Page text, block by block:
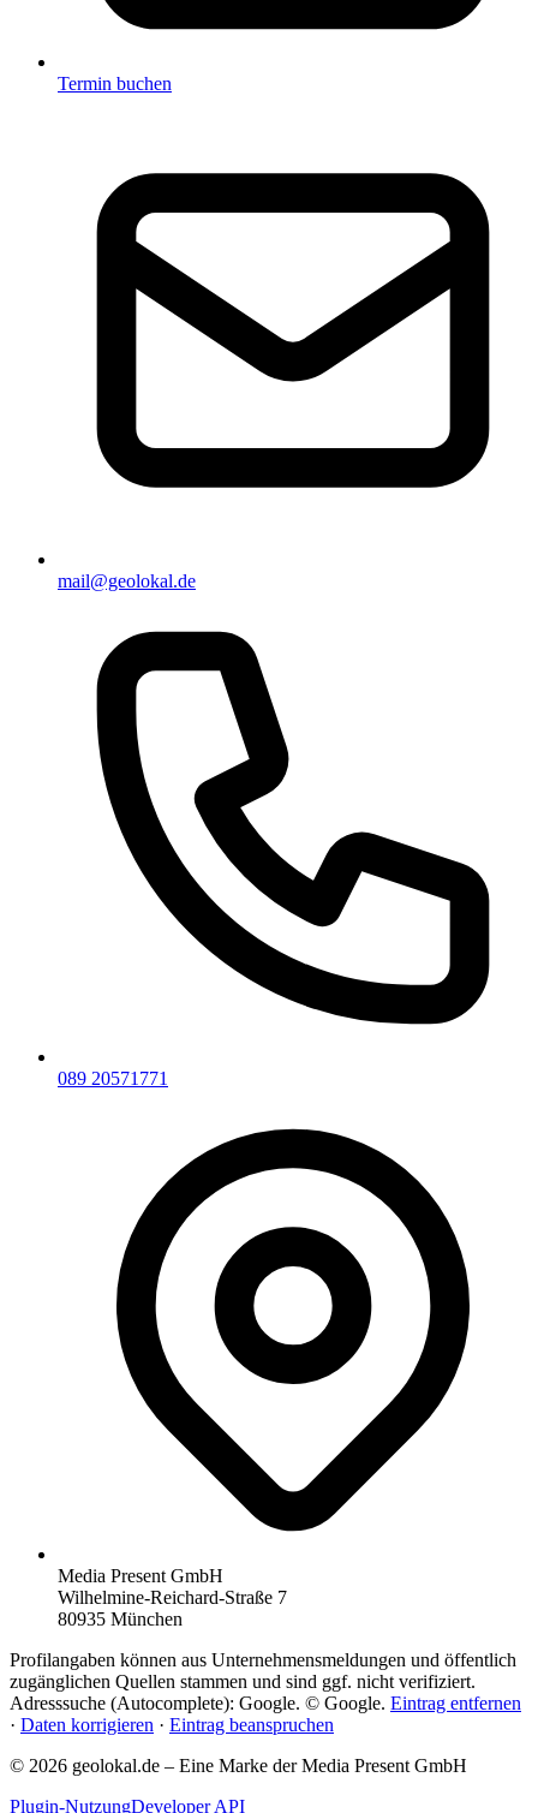
Termin buchen
mail@geolokal.de
089 20571771
Media Present GmbH
Wilhelmine-Reichard-Straße 7
80935 München
Profilangaben können aus Unternehmensmeldungen und öffentlich
zugänglichen Quellen stammen und sind ggf. nicht verifiziert.
Adresssuche (Autocomplete): Google. © Google. Eintrag entfernen
· Daten korrigieren · Eintrag beanspruchen
© 2026 geolokal.de – Eine Marke der Media Present GmbH
Plugin-NutzungDeveloper API